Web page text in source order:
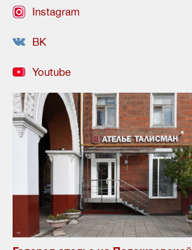
Instagram
ВК
Youtube